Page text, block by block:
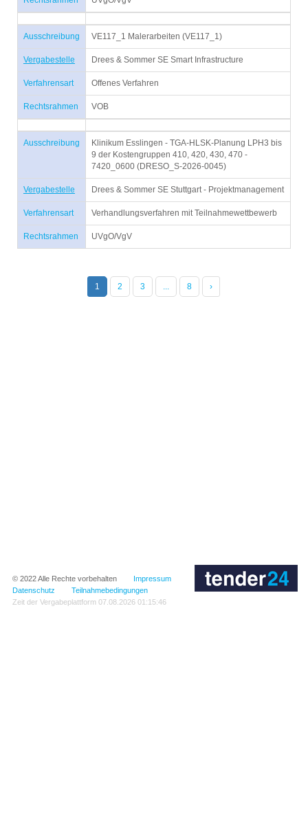
Ausschreibung VE117_1 Malerarbeiten (VE117_1)
Vergabestelle Drees & Sommer SE Smart Infrastructure
Verfahrensart Offenes Verfahren
Rechtsrahmen VOB
Ausschreibung
Klinikum Esslingen - TGA-HLSK-Planung LPH3 bis
9 der Kostengruppen 410, 420, 430, 470 -
7420_0600 (DRESO_S-2026-0045)
Vergabestelle Drees & Sommer SE Stuttgart - Projektmanagement
Verfahrensart Verhandlungsverfahren mit Teilnahmewettbewerb
Rechtsrahmen UVgO/VgV
1 2 3 ... 8 ›
© 2022Alle Rechte vorbehalten
Impressum
Datenschutz
Teilnahmebedingungen
Zeit der Vergabeplattform 07.08.2026 01:15:46